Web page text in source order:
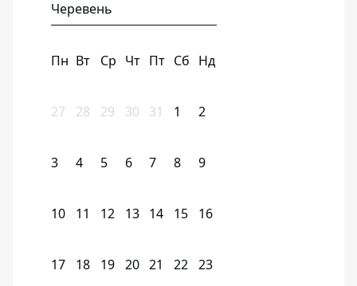
Черевень
Пн Вт Ср Чт Пт Сб Нд
27 28 29 30 31 1 2
3 4 5 6 7 8 9
10 11 12 13 14 15 16
17 18 19 20 21 22 23